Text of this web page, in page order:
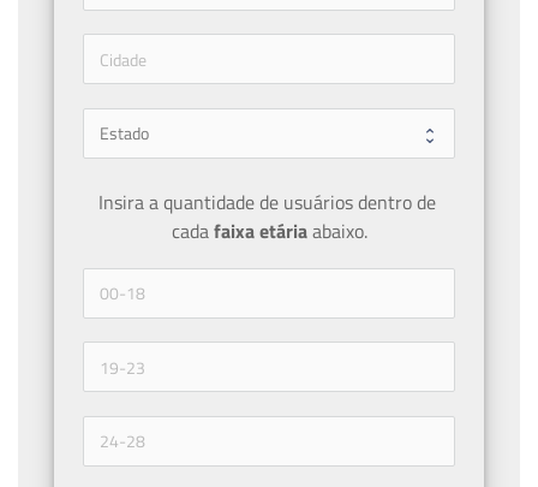
Insira a quantidade de usuários dentro de
cada faixa etária abaixo.